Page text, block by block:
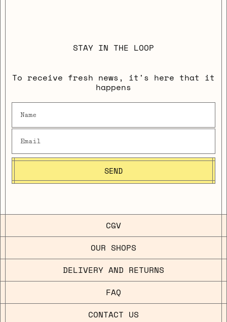
STAY IN THE LOOP
To receive fresh news, it's here that it
happens
SEND
CGV
OUR SHOPS
DELIVERY AND RETURNS
FAQ
CONTACT US